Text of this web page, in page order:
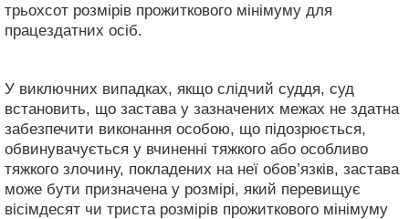
трьохсот розмірів прожиткового мінімуму для
працездатних осіб.
У виключних випадках, якщо слідчий суддя, суд
встановить, що застава у зазначених межах не здатна
забезпечити виконання особою, що підозрюється,
обвинувачується у вчиненні тяжкого або особливо
тяжкого злочину, покладених на неї обов’язків, застава
може бути призначена у розмірі, який перевищує
вісімдесят чи триста розмірів прожиткового мінімуму